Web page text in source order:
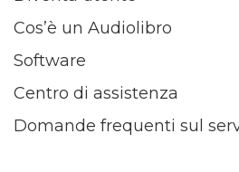
Cos’è un Audiolibro
Software
Centro di assistenza
Domande frequenti sul